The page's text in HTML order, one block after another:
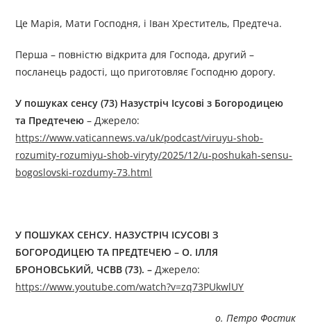
Це Марія, Мати Господня, і Іван Хреститель, Предтеча.
Перша – повністю відкрита для Господа, другий –
посланець радості, що приготовляє Господню дорогу.
У пошуках сенсу (73) Назустріч Ісусові з Богородицею
та Предтечею– Джерелo:
https://www.vaticannews.va/uk/podcast/viruyu-shob-
rozumity-rozumiyu-shob-viryty/2025/12/u-poshukah-sensu-
bogoslovski-rozdumy-73.html
У ПОШУКАХ СЕНСУ. НАЗУСТРІЧ ІСУСОВІ З
БОГОРОДИЦЕЮ ТА ПРЕДТЕЧЕЮ – О. ІЛЛЯ
БРОНОВСЬКИЙ, ЧСВВ (73). – Джерелo:
https://www.youtube.com/watch?v=zq73PUkwlUY
о. Петро Фостик